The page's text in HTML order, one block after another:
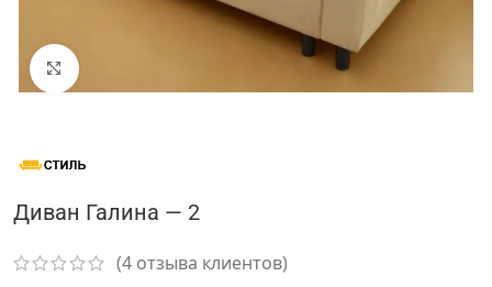
Нажмите, чтобы увеличить
Диван Галина — 2
(4 отзыва клиентов)